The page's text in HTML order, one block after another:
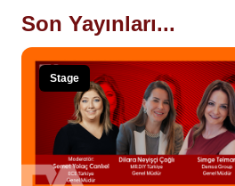
Son Yayınları...
Stage